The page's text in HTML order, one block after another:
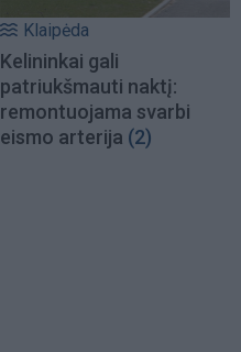
Klaipėda
Kelininkai gali
patriukšmauti naktį:
remontuojama svarbi
eismo arterija (2)